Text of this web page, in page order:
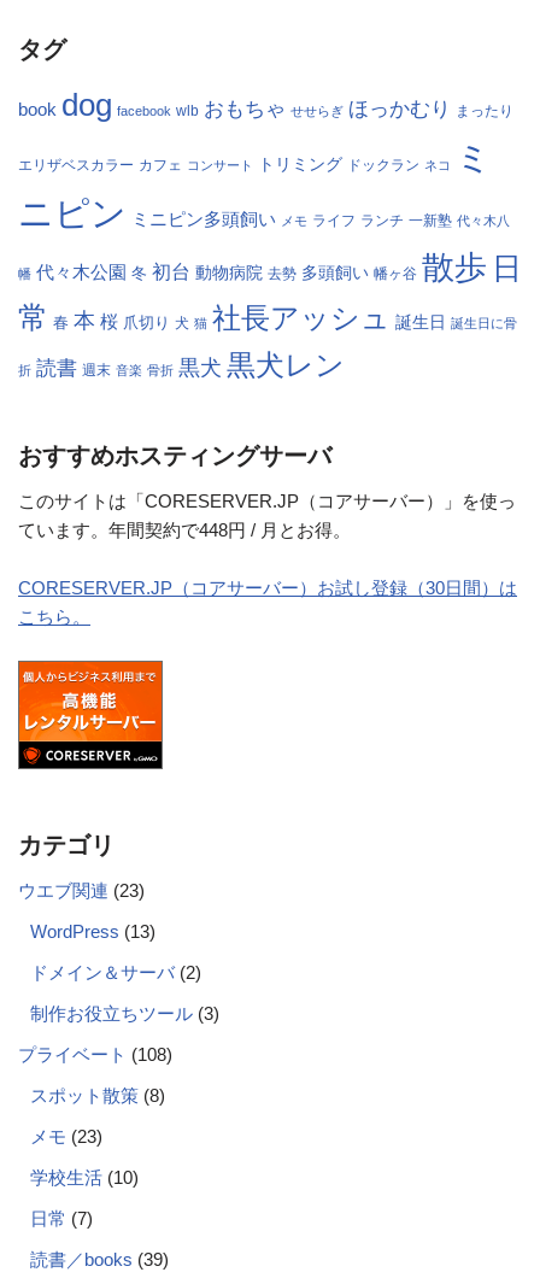
タグ
book dog facebook wlb おもちゃ せせらぎ ほっかむり まったり
エリザベスカラー カフェ コンサート トリミング ドックラン ネコ
ミ
ニピン
ミニピン多頭飼い メモ ライフ ランチ 一新塾 代々木八
幡 代々木公園 冬 初台 動物病院 去勢 多頭飼い 幡ヶ谷 散歩 日
常 春 本 桜 爪切り 犬 猫 社長アッシュ 誕生日 誕生日に骨
折 読書 週末 音楽 骨折 黒犬 黒犬レン
おすすめホスティングサーバ
このサイトは「CORESERVER.JP（コアサーバー）」を使っ
ています。年間契約で448円 / 月とお得。
CORESERVER.JP（コアサーバー）お試し登録（30日間）は
こちら。
カテゴリ
ウエブ関連 (23)
WordPress (13)
ドメイン＆サーバ(2)
制作お役立ちツール (3)
プライベート (108)
スポット散策 (8)
メモ (23)
学校生活 (10)
日常 (7)
読書／books (39)